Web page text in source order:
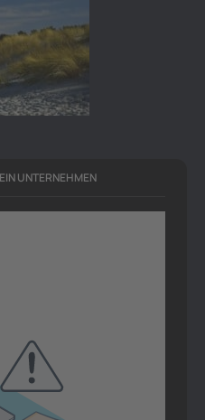
UNTERNEHMEN